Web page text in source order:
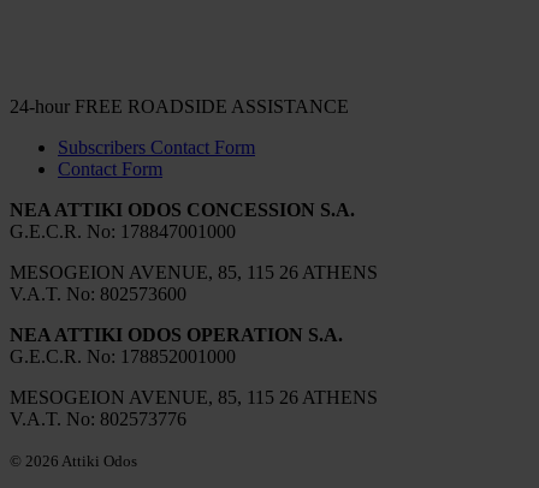
24-hour FREE ROADSIDE ASSISTANCE
Subscribers Contact Form
Contact Form
NEA ATTIKI ODOS CONCESSION S.A.
G.Ε.C.R. No: 178847001000
MESOGEION AVENUE, 85, 115 26 ATHENS
V.A.T. No: 802573600
NEA ATTIKI ODOS OPERATION S.A.
G.Ε.C.R. No: 178852001000
MESOGEION AVENUE, 85, 115 26 ATHENS
V.A.T. No: 802573776
© 2026 Attiki Odos